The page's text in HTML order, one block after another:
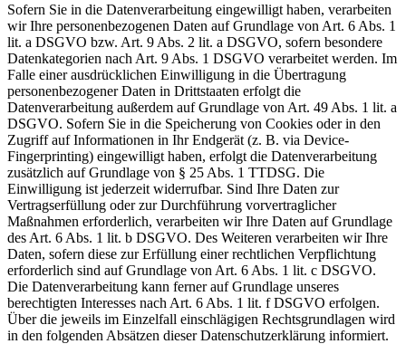
Sofern Sie in die Datenverarbeitung eingewilligt haben, verarbeiten
wir Ihre personenbezogenen Daten auf Grundlage von Art. 6 Abs. 1
lit. a DSGVO bzw. Art. 9 Abs. 2 lit. a DSGVO, sofern besondere
Datenkategorien nach Art. 9 Abs. 1 DSGVO verarbeitet werden. Im
Falle einer ausdrücklichen Einwilligung in die Übertragung
personenbezogener Daten in Drittstaaten erfolgt die
Datenverarbeitung außerdem auf Grundlage von Art. 49 Abs. 1 lit. a
DSGVO. Sofern Sie in die Speicherung von Cookies oder in den
Zugriff auf Informationen in Ihr Endgerät (z. B. via Device-
Fingerprinting) eingewilligt haben, erfolgt die Datenverarbeitung
zusätzlich auf Grundlage von § 25 Abs. 1 TTDSG. Die
Einwilligung ist jederzeit widerrufbar. Sind Ihre Daten zur
Vertragserfüllung oder zur Durchführung vorvertraglicher
Maßnahmen erforderlich, verarbeiten wir Ihre Daten auf Grundlage
des Art. 6 Abs. 1 lit. b DSGVO. Des Weiteren verarbeiten wir Ihre
Daten, sofern diese zur Erfüllung einer rechtlichen Verpflichtung
erforderlich sind auf Grundlage von Art. 6 Abs. 1 lit. c DSGVO.
Die Datenverarbeitung kann ferner auf Grundlage unseres
berechtigten Interesses nach Art. 6 Abs. 1 lit. f DSGVO erfolgen.
Über die jeweils im Einzelfall einschlägigen Rechtsgrundlagen wird
in den folgenden Absätzen dieser Datenschutzerklärung informiert.